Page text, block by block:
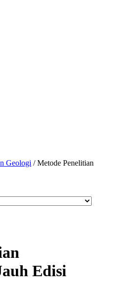
Geologi / Metode Penelitian
Edisi